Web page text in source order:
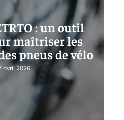
: un outil
maîtriser les
pneus de vélo
avril 2026